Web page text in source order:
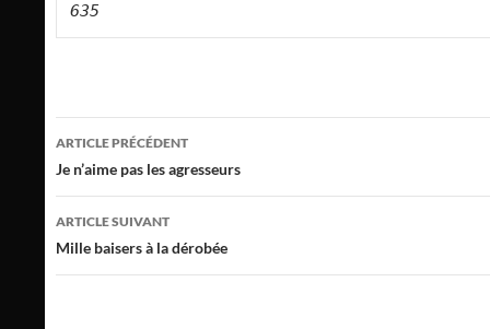
635
Navigation
des
articles
ARTICLE PRÉCÉDENT
Je n’aime pas les agresseurs
ARTICLE SUIVANT
Mille baisers à la dérobée